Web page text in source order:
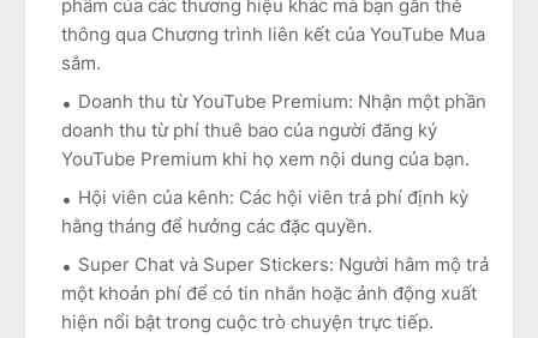
phẩm của các thương hiệu khác mà bạn gắn thẻ
thông qua Chương trình liên kết của YouTube Mua
sắm.
Doanh thu từ YouTube Premium: Nhận một phần
doanh thu từ phí thuê bao của người đăng ký
YouTube Premium khi họ xem nội dung của bạn.
Hội viên của kênh: Các hội viên trả phí định kỳ
hằng tháng để hưởng các đặc quyền.
Super Chat và Super Stickers: Người hâm mộ trả
một khoản phí để có tin nhắn hoặc ảnh động xuất
hiện nổi bật trong cuộc trò chuyện trực tiếp.